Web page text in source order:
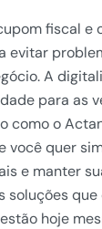
fiscal e
evitar
A
para as
como o
você quer
e manter
soluções
hoje